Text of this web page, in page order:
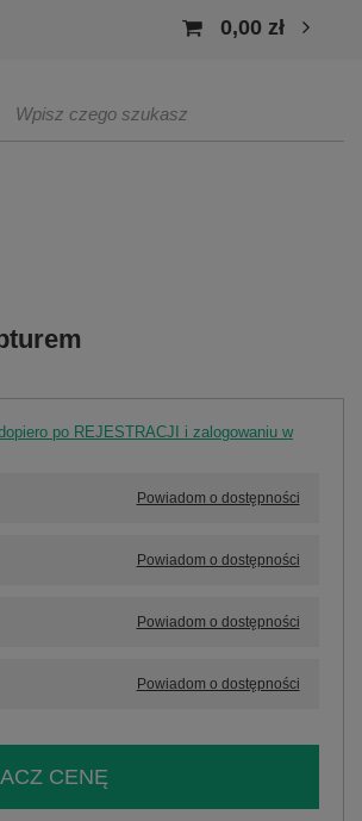
0,00 zł
po REJESTRACJI i zalogowaniu w
Powiadom o dostępności
Powiadom o dostępności
Powiadom o dostępności
Powiadom o dostępności
CENĘ